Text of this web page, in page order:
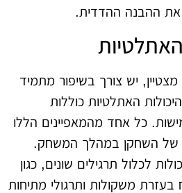
את ההבנה ההדדית.
יש צורך בשיפור מתמיד
האתלטיות כוללות
כל אחד מהמאפיינים הללו
של השחקן במהלך המשחק.
לכלול תרגילים שונים, כגון
בעזרת משקולות ותרגולי מתיחות